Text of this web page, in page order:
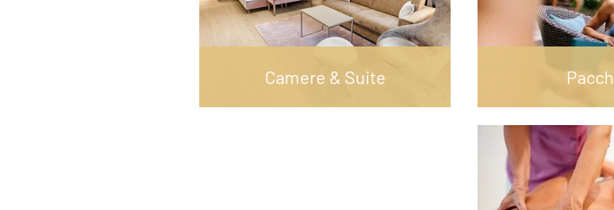
Camere & Suite